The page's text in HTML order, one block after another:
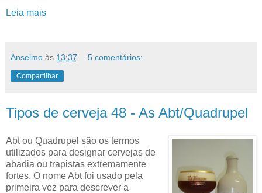
Leia mais
Anselmo às 13:37 5 comentários:
Compartilhar
Tipos de cerveja 48 - As Abt/Quadrupel
Abt ou Quadrupel são os termos
utilizados para designar cervejas de
abadia ou trapistas extremamente
fortes. O nome Abt foi usado pela
primeira vez para descrever a